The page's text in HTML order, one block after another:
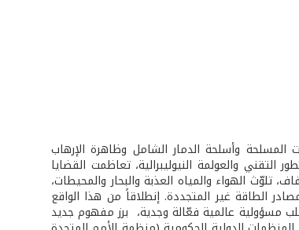
المسلحة وأسلحة الدمار الشامل وظاهرة الإرهاب
التقني والعولمة النيوليبرالية، تعاظمت القضايا
تلوّث الهواء والمياه العذبة والبحار والمحيطات،
الطاقة غير المتجددة. إنطلاقاً من هذا الواقع
مسؤولية عالمية فعّالة وجدية، برز مفهوم جديد